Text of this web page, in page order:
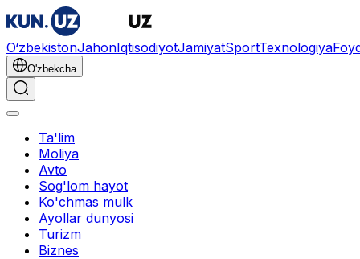
O‘zbekistonJahonIqtisodiyotJamiyatSportTexnologiya
O'zbekcha
Ta'lim
Moliya
Avto
Sog'lom hayot
Ko'chmas mulk
Ayollar dunyosi
Turizm
Biznes